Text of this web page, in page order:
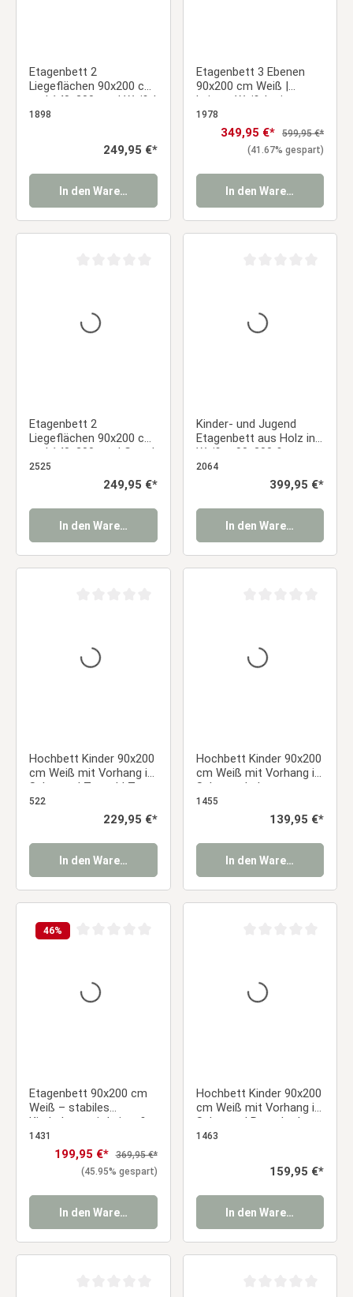
Etagenbett 2
Liegeflächen 90x200 cm
und 140x200 cm | Weiß |
Holz
1898
Regulärer Preis:
249,95 €*
In den Warenkorb
Etagenbett 3 Ebenen
90x200 cm Weiß |
Leitern Weiß | mit
Lattenrost
1978
Verkaufspreis:
349,95 €* Regulärer Preis:
599,95 €*
(41.67% gespart)
In den Warenkorb
Etagenbett 2
Liegeflächen 90x200 cm
und 140x200 cm | Grau |
mit Lattenrost
2525
Regulärer Preis:
249,95 €*
In den Warenkorb
Kinder- und Jugend
Etagenbett aus Holz in
Weiß – 90x200 &
140x200 cm mit
Lattenrost und
2064
Regulärer Preis:
399,95 €*
In den Warenkorb
Hochbett Kinder 90x200
cm Weiß mit Vorhang in
Schwarz | Tunnel | Turm
| Rutsche | ohne
522
Regulärer Preis:
229,95 €*
In den Warenkorb
Hochbett Kinder 90x200
cm Weiß mit Vorhang in
Schwarz | ohne
Lattenrost | Pirat | Bett
1455
Regulärer Preis:
139,95 €*
In den Warenkorb
46%
Etagenbett 90x200 cm
Weiß – stabiles
Kinderbett mit Leiter &
Lattenrost für
Geschwisterzimmer
1431
Verkaufspreis:
199,95 €* Regulärer Preis:
369,95 €*
(45.95% gespart)
In den Warenkorb
Hochbett Kinder 90x200
cm Weiß mit Vorhang in
Schwarz | Rutsche |
ohne Lattenrost | Pirat |
1463
Regulärer Preis:
159,95 €*
In den Warenkorb